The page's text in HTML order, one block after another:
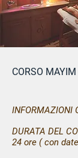
CORSO
INFORMAZIONI
DURATA DEL
24 ore ( con